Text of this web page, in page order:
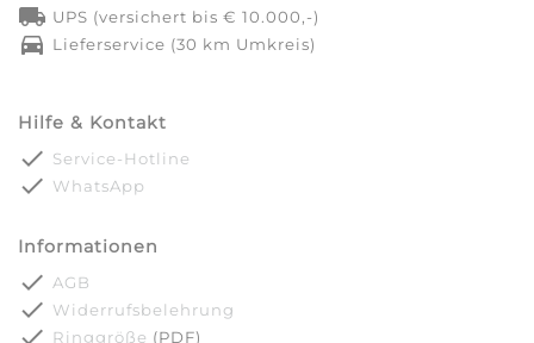
local_shipping UPS (versichert bis € 10.000,-)
directions_car Lieferservice (30 km Umkreis)
Hilfe & Kontakt
done Service-Hotline
done WhatsApp
Informationen
done AGB
done Widerrufsbelehrung
Ringgröße (PDF)